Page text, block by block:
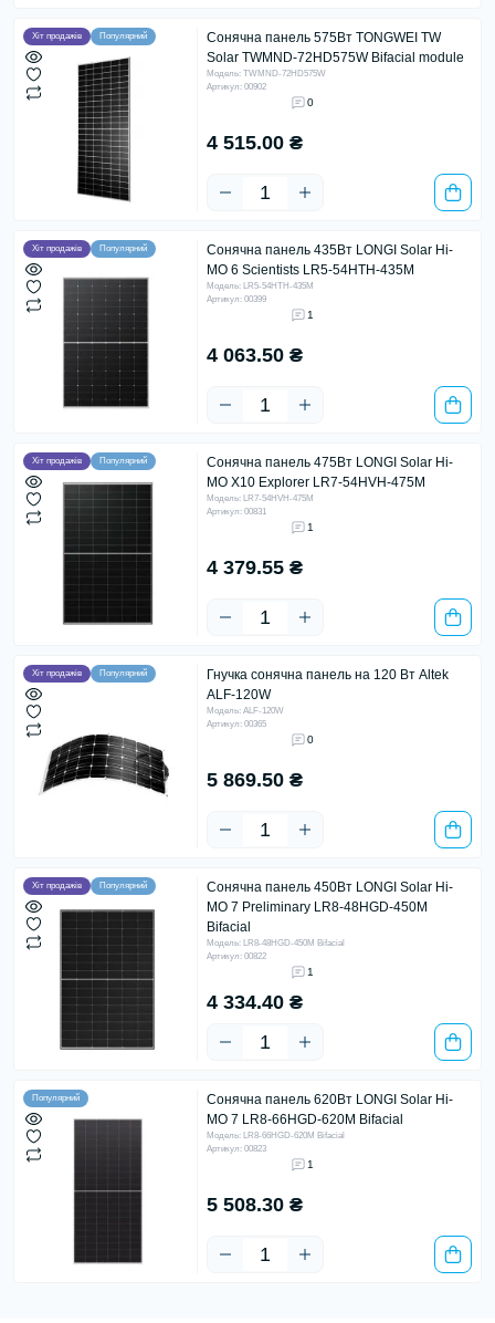
Хіт продажів Популярний
Сонячна панель 575Вт TONGWEI TW
Solar TWMND-72HD575W Bifacial module
Модель: TWMND-72HD575W
Артикул: 00902
0
4 515.00 ₴
Хіт продажів Популярний
Сонячна панель 435Вт LONGI Solar Hi-
MO 6 Scientists LR5-54HTH-435M
Модель: LR5-54HTH-435M
Артикул: 00399
1
4 063.50 ₴
Хіт продажів Популярний
Сонячна панель 475Вт LONGI Solar Hi-
MO X10 Explorer LR7-54HVH-475M
Модель: LR7-54HVH-475M
Артикул: 00831
1
4 379.55 ₴
Хіт продажів Популярний
Гнучка сонячна панель на 120 Вт Altek
ALF-120W
Модель: ALF-120W
Артикул: 00365
0
5 869.50 ₴
Хіт продажів Популярний
Сонячна панель 450Вт LONGI Solar Hi-
MO 7 Preliminary LR8-48HGD-450M
Bifacial
Модель: LR8-48HGD-450M Bifacial
Артикул: 00822
1
4 334.40 ₴
Популярний
Сонячна панель 620Вт LONGI Solar Hi-
MO 7 LR8-66HGD-620M Bifacial
Модель: LR8-66HGD-620M Bifacial
Артикул: 00823
1
5 508.30 ₴